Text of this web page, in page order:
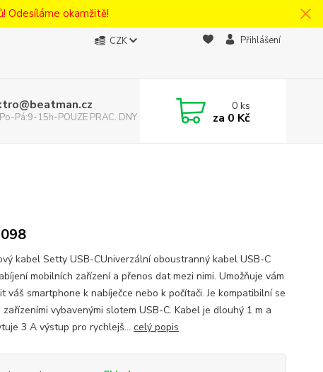
Odesíláme okamžitě!
CZK Přihlášení
Pá:9-15h-POUZE PRAC. DNY
0ks
za 0 Kč
kabel Setty USB-CUniverzální oboustranný kabel USB-C
mobilních zařízení a přenos dat mezi nimi. Umožňuje vám
váš smartphone k nabíječce nebo k počítači. Je kompatibilní se
zařízeními vybavenými slotem USB-C. Kabel je dlouhý 1 m a
3 A výstup pro rychlejš... celý popis